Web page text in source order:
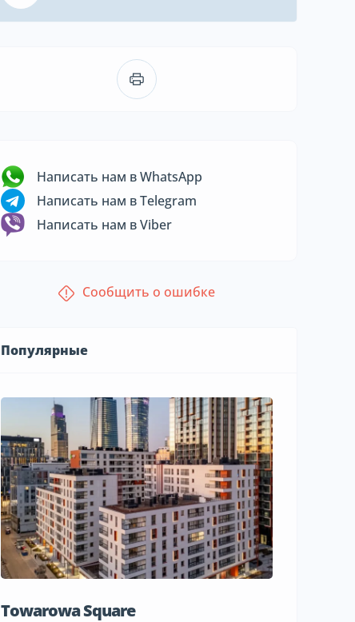
Написать нам в WhatsApp
Написать нам в Telegram
Написать нам в Viber
Сообщить о ошибке
Популярные
Towarowa Square